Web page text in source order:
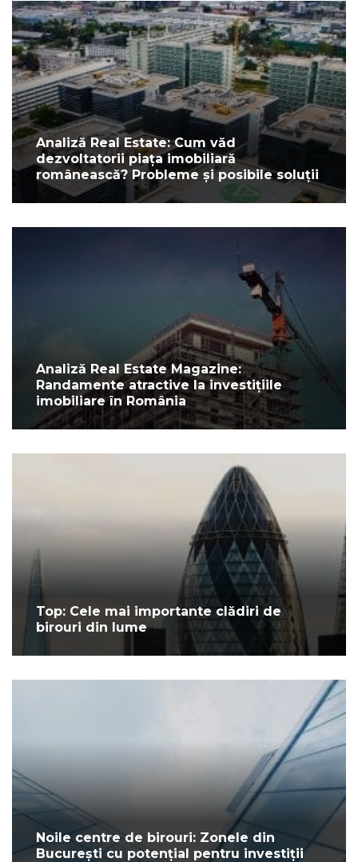
Analiză Real Estate: Cum văd
dezvoltatorii piața imobiliară
românească? Probleme și posibile soluții
Analiză Real Estate Magazine:
Randamente atractive la investițiile
imobiliare în România
Top: Cele mai importante clădiri de
birouri din lume
Noile centre de birouri: Zonele din
București cu potențial pentru investiții